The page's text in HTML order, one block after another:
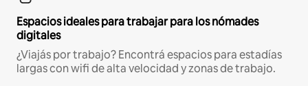
Espacios ideales para trabajar para los nómades
digitales
¿Viajás por trabajo? Encontrá espacios para estadías
largas con wifi de alta velocidad y zonas de trabajo.